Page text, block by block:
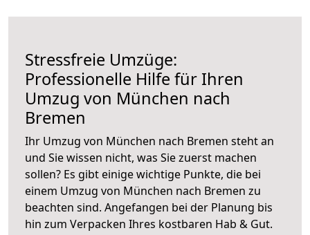
Stressfreie Umzüge:
Professionelle Hilfe für Ihren
Umzug von München nach
Bremen
Ihr Umzug von München nach Bremen steht an
und Sie wissen nicht, was Sie zuerst machen
sollen? Es gibt einige wichtige Punkte, die bei
einem Umzug von München nach Bremen zu
beachten sind. Angefangen bei der Planung bis
hin zum Verpacken Ihres kostbaren Hab & Gut.